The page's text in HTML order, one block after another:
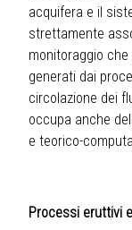
acquifera e il
strettamente
monitoraggio
generati dai
circolazione dei
occupa anche
e teorico-
Processi eruttivi